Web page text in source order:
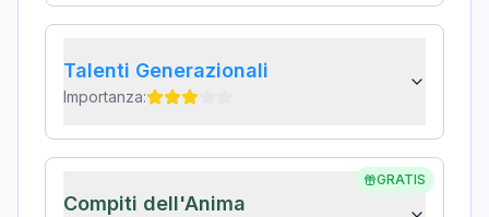
Talenti Generazionali
Importanza:
GRATIS
Compiti dell'Anima